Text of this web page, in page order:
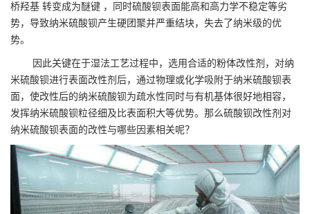
桥羟基 转变成为醚键 ，同时硫酸钡表面能高和高力学不稳定等劣
势，导致纳米硫酸钡产生硬团聚并严重结块，失去了纳米级的优
势。
因此关键在于湿法工艺过程中，选用合适的粉体改性剂，对纳
米硫酸钡进行表面改性剂后，通过物理或化学吸附于纳米硫酸钡表
面，使改性后的纳米硫酸钡为疏水性同时与有机基体很好地相容，
发挥纳米硫酸钡粒径细及比表面积大等优势。那么硫酸钡改性剂对
纳米硫酸钡表面的改性与哪些因素相关呢？